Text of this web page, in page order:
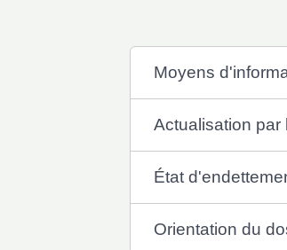
Moyens
Actualisation par
État
Orientation du